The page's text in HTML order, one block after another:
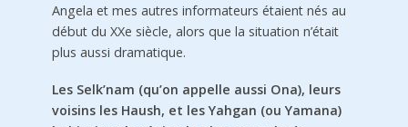
Angela et mes autres informateurs étaient nés au
début du XXe siècle, alors que la situation n’était
plus aussi dramatique.
Les Selk’nam (qu’on appelle aussi Ona), leurs
voisins les Haush, et les Yahgan (ou Yamana)